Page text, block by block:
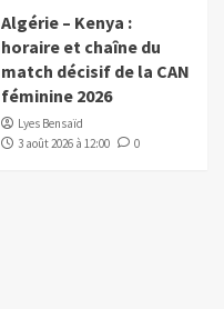
Algérie – Kenya :
horaire et chaîne du
match décisif de la CAN
féminine 2026
Lyes Bensaïd
3 août 2026 à 12:00
0